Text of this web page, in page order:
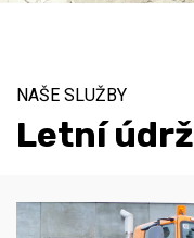
NAŠE SLUŽBY
Letní